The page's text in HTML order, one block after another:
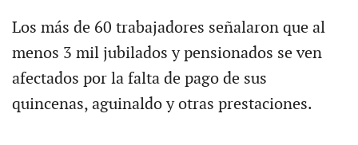
Los más de 60 trabajadores señalaron que al
menos 3 mil jubilados y pensionados se ven
afectados por la falta de pago de sus
quincenas, aguinaldo y otras prestaciones.